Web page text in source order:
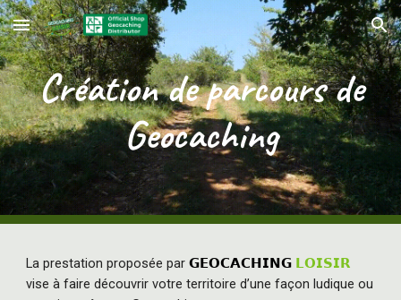
Skip to main content Skip to navigation
Création de parcours de
Geocaching
La prestation proposée par𝗚𝗘𝗢𝗖𝗔𝗖𝗛𝗜𝗡𝗚 𝗟𝗢𝗜𝗦𝗜𝗥
vise à faire découvrir votre territoire d’une façon ludique ou